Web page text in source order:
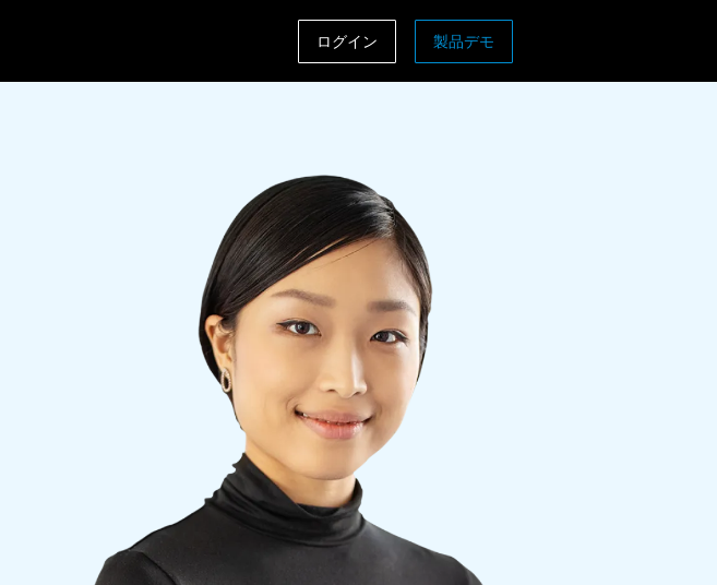
Deutschland (Deutsch)
Nederlands (English)
Belgium (English)
España (Español)
India (English)
日本（日本語)
Singapore (English)
ログイン 製品デモ